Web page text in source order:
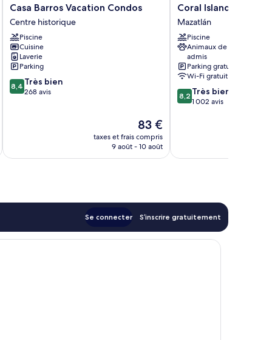
Casa
Barros
Vacation
Condos
Centre
historique
Casa Barros Vacation Condos
Centre historique
Piscine
Cuisine
Laverie
Parking
8.4
sur
8,4 Très bien
268 avis
Le
nouveau
prix
83 €
taxes et frais compris
9 août - 10 août
Coral
Island
Hotel
Mazatlán
Coral Island Hotel
Mazatlán
Piscine
Animaux de compagnie
admis
Parking gratuit
Wi-Fi gratuit
8.2
sur
8,2 Très bien
1 002 avis
Se connecter S’inscrire gratuitement